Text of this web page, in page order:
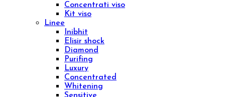
Ebook e Video Corsi
ID 16301 – Sales Specialist da remoto
ID 15001 – Logica e Calcolo per la Valutazione
dei Bonus Digitali
Chroma Consulting
Marketplace
Ristorazione